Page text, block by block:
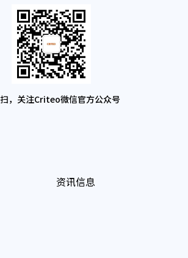
，关注Criteo微信官方公众号
资讯信息